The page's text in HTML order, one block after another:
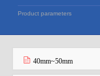
Product parameters
40mm~50mm